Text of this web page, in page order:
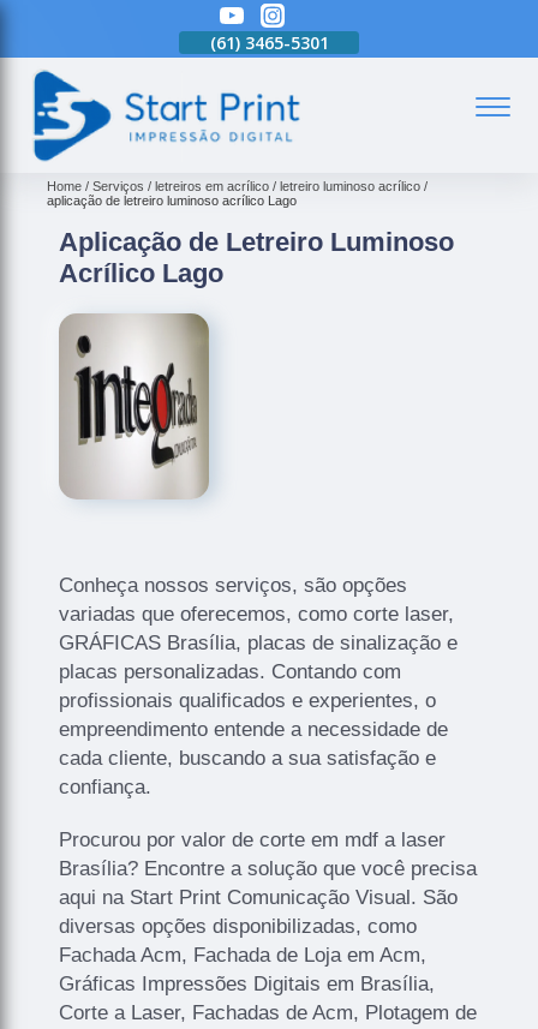
(61) 3465-5301
Home Serviços letreiros em acrílico
letreiro luminoso acrílico
aplicação de letreiro luminoso acrílico Lago
Aplicação de Letreiro Luminoso
Acrílico Lago
Conheça nossos serviços, são opções
variadas que oferecemos, como corte laser,
GRÁFICAS Brasília, placas de sinalização e
placas personalizadas. Contando com
profissionais qualificados e experientes, o
empreendimento entende a necessidade de
cada cliente, buscando a sua satisfação e
confiança.
Procurou por valor de corte em mdf a laser
Brasília? Encontre a solução que você precisa
aqui na Start Print Comunicação Visual. São
diversas opções disponibilizadas, como
Fachada Acm, Fachada de Loja em Acm,
Gráficas Impressões Digitais em Brasília,
Corte a Laser, Fachadas de Acm, Plotagem de